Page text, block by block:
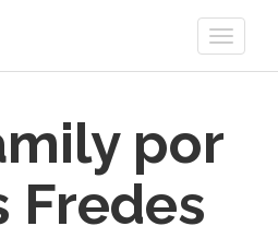
Toggle
por
Fredes